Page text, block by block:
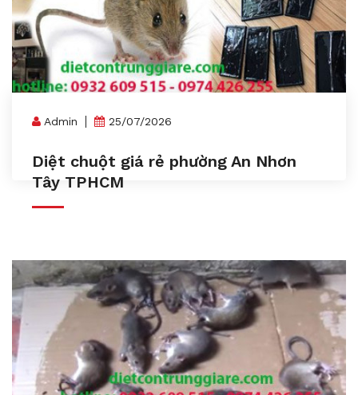
Admin 25/07/2026
Diệt chuột giá rẻ phường An Nhơn
Tây TPHCM